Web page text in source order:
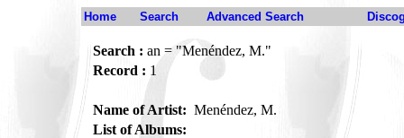
Home Search Advanced Search
Search : an = "Menéndez, M."
Record : 1
Name of Artist: Menéndez, M.
List of Albums: